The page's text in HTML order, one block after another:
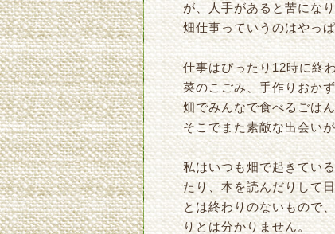
が、人手があると苦にな
畑仕事っていうのはやっ
仕事はぴったり12時に終
菜のこごみ、手作りおか
畑でみんなで食べるごは
そこでまた素敵な出会い
私はいつも畑で起きてい
たり、本を読んだりして
とは終わりのないもので
りとは分かりません。